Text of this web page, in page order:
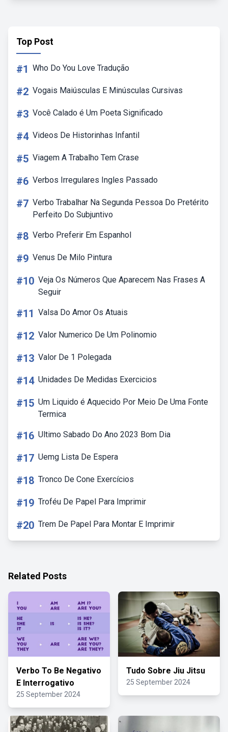
Top Post
#1 Who Do You Love Tradução
#2 Vogais Maiúsculas E Minúsculas Cursivas
#3 Você Calado é Um Poeta Significado
#4 Videos De Historinhas Infantil
#5 Viagem A Trabalho Tem Crase
#6 Verbos Irregulares Ingles Passado
#7 Verbo Trabalhar Na Segunda Pessoa Do Pretérito
Perfeito Do Subjuntivo
#8 Verbo Preferir Em Espanhol
#9 Venus De Milo Pintura
#10 Veja Os Números Que Aparecem Nas Frases A
Seguir
#11 Valsa Do Amor Os Atuais
#12 Valor Numerico De Um Polinomio
#13 Valor De 1 Polegada
#14 Unidades De Medidas Exercicios
#15 Um Liquido é Aquecido Por Meio De Uma Fonte
Termica
#16 Ultimo Sabado Do Ano 2023 Bom Dia
#17 Uemg Lista De Espera
#18 Tronco De Cone Exercícios
#19 Troféu De Papel Para Imprimir
#20 Trem De Papel Para Montar E Imprimir
Related Posts
Verbo To Be Negativo
E Interrogativo
25 September 2024
Tudo Sobre Jiu Jitsu
25 September 2024